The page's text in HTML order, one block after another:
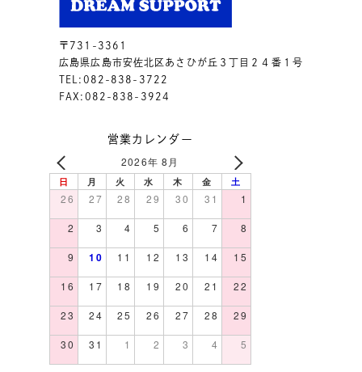
〒731-3361
広島県広島市安佐北区あさひが丘３丁目２４番１号
TEL:082-838-3722
FAX:082-838-3924
営業カレンダー
2026年 8月
日 月 火 水 木 金 土
26 27 28 29 30 31 1
2 3 4 5 6 7 8
9 10 11 12 13 14 15
16 17 18 19 20 21 22
23 24 25 26 27 28 29
30 31 1 2 3 4 5